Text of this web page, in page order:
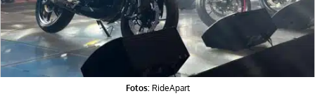
Fotos:RideApart